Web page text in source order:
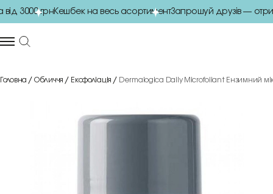
3000 грнКешбек на весь асортиментЗапрошуй друзів —
Головна Обличчя Ексфоліація Dermalogica Daily Microfoliant Ензимний